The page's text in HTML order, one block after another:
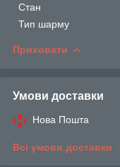
Стан
Тип шарму
Приховати
Умови доставки
Нова Пошта
Всі умови доставки